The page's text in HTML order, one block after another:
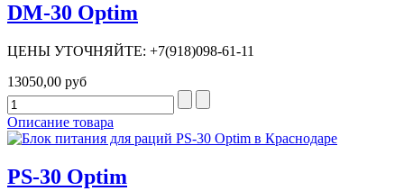
DM-30 Optim
ЦЕНЫ УТОЧНЯЙТЕ: +7(918)098-61-11
13050,00 руб
Описание товара
PS-30 Optim